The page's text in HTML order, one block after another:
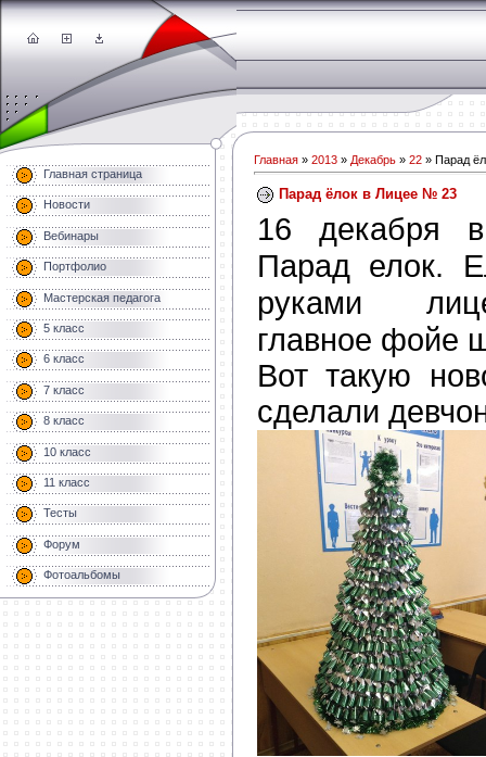
Главная страница
Новости
Вебинары
Портфолио
Мастерская педагога
5 класс
6 класс
7 класс
8 класс
10 класс
11 класс
Тесты
Форум
Фотоальбомы
Главная » 2013 » Декабрь » 22 » Парад
Парад ёлок в Лицее № 23
16 декабря
Парад елок.
руками
главное фойе
Вот такую
сделали